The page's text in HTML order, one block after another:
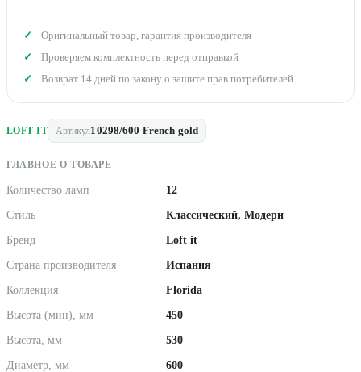
LOFT IT Артикул10298/600 French gold
ГЛАВНОЕ О ТОВАРЕ
Количество ламп 12
Стиль Классический, Модерн
Бренд Loft it
Страна производителя Испания
Коллекция Florida
Высота (мин), мм 450
Высота, мм 530
Диаметр, мм 600
Оригинальный товар, гарантия производителя
Проверяем комплектность перед отправкой
Возврат 14 дней по закону о защите прав потребителей